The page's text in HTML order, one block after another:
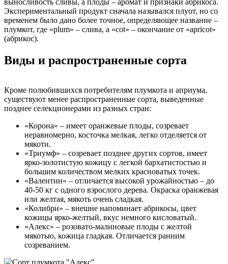
выносливость сливы, а плоды – аромат и признаки абрикоса.
Экспериментальный продукт сначала назывался плуот, но со
временем было дано более точное, определяющее название –
плумкот, где «plum» – слива, а «cot» – окончание от «apricot»
(абрикос).
Виды и распространенные сорта
Кроме полюбившихся потребителям плумкота и априума,
существуют менее распространенные сорта, выведенные
позднее селекционерами из разных стран:
«Корона» – имеет оранжевые плоды, созревает
неравномерно, косточка мелкая, легко отделяется от
мякоти.
«Триумф» – созревает позднее других сортов, имеет
ярко-золотистую кожицу с легкой бархатистостью и
большим количеством мелких красноватых точек.
«Валентин» – отличается высокой урожайностью – до
40-50 кг с одного взрослого дерева. Окраска оранжевая
или желтая, мякоть очень сладкая.
«Колибри» – внешне напоминает абрикосы, цвет
кожицы ярко-желтый, вкус немного кисловатый.
«Алекс» – розовато-малиновые плоды с желтой
мякотью, кожица гладкая. Отличается ранним
созреванием.